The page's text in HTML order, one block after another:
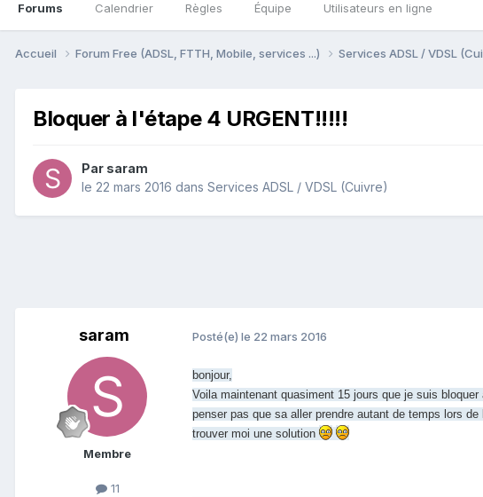
Forums Calendrier Règles Équipe Utilisateurs en ligne
Accueil Forum Free (ADSL, FTTH, Mobile, services ...) Services ADSL / VDSL
Bloquer à l'étape 4 URGENT!!!!!
Par saram
le 22 mars 2016 dans Services ADSL / VDSL (Cuivre)
saram
Membre
11
Posté(e) le 22 mars 2016
bonjour,
Voila maintenant quasiment 15 jours que je suis
penser pas que sa aller prendre autant de temps lors
trouver moi une solution